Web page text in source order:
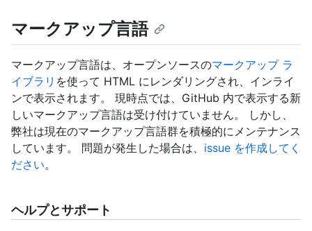
マークアップ言語
マークアップ言語は、オープンソースのマークアップ ラ
イブラリ を使って HTML にレンダリングされ、インライ
ンで表示されます。 現時点では、GitHub 内で表示する新
しいマークアップ言語は受け付けていません。 しかし、
弊社は現在のマークアップ言語群を積極的にメンテナンス
しています。 問題が発生した場合は、 issue を作成してく
ださい。
ヘルプとサポート